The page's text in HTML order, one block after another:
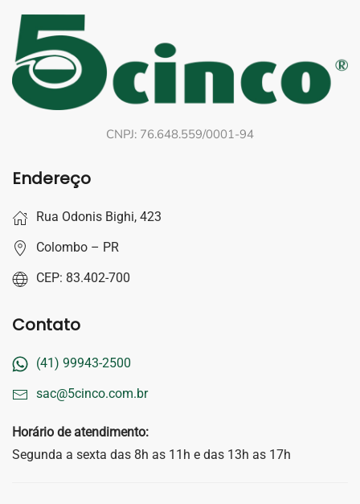
CNPJ: 76.648.559/0001-94
Endereço
Rua Odonis Bighi, 423
Colombo – PR
CEP: 83.402-700
Contato
(41) 99943-2500
sac@5cinco.com.br
Horário de atendimento:
Segunda a sexta das 8h as 11h e das 13h as 17h